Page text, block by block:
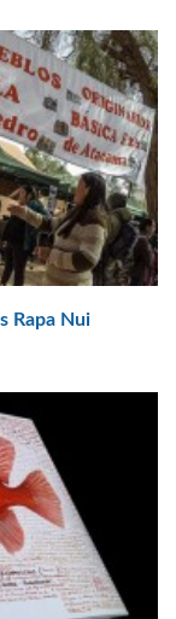
Rapa Nui